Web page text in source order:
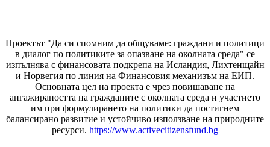
Проектът "Да си спомним да общуваме: граждани и политици
в диалог по политиките за опазване на околната среда" се
изпълнява с финансовата подкрепа на Исландия, Лихтенщайн
и Норвегия по линия на Финансовия механизъм на ЕИП.
Основната цел на проекта е чрез повишаване на
ангажираността на гражданите с околната среда и участието
им при формулирането на политики да постигнем
балансирано развитие и устойчиво използване на природните
ресурси. https://www.activecitizensfund.bg